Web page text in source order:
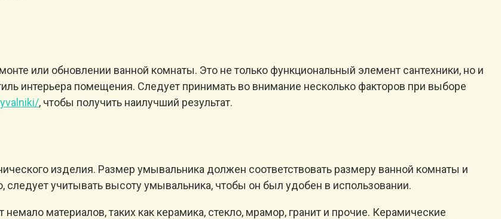
или обновлении ванной комнаты. Это не только функциональный элемент сантехники, но и
интерьера помещения. Следует принимать во внимание несколько факторов при выборе
/, чтобы получить наилучший результат.
изделия. Размер умывальника должен соответствовать размеру ванной комнаты и
следует учитывать высоту умывальника, чтобы он был удобен в использовании.
материалов, таких как керамика, стекло, мрамор, гранит и прочие. Керамические